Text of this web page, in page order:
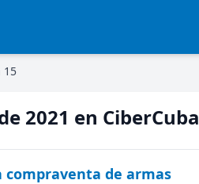
15
2021 en CiberCuba
de armas